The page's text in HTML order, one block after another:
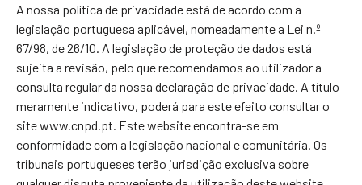
A nossa política de privacidade está de acordo com a
legislação portuguesa aplicável, nomeadamente a Lei n.º
67/98, de 26/10. A legislação de proteção de dados está
sujeita a revisão, pelo que recomendamos ao utilizador a
consulta regular da nossa declaração de privacidade. A título
meramente indicativo, poderá para este efeito consultar o
site www.cnpd.pt. Este website encontra-se em
conformidade com a legislação nacional e comunitária. Os
tribunais portugueses terão jurisdição exclusiva sobre